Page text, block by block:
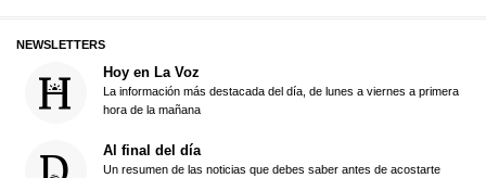
NEWSLETTERS
Hoy en La Voz
La información más destacada del día, de lunes a viernes a primera
hora de la mañana
Al final del día
Un resumen de las noticias que debes saber antes de acostarte